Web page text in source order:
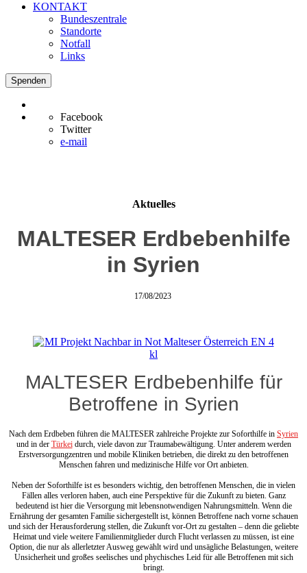
KONTAKT
Bundeszentrale
Standorte
Notfall
Links
Spenden
Facebook
Twitter
e-mail
Aktuelles
MALTESER Erdbebenhilfe
in Syrien
17/08/2023
MALTESER Erdbebenhilfe für
Betroffene in Syrien
Nach dem Erdbeben führen die MALTESER zahlreiche Projekte zur Soforthilfe in Syrien
und in der Türkei durch, viele davon zur Traumabewältigung. Unter anderem werden
Erstversorgungzentren und mobile Kliniken betrieben, die direkt zu den betroffenen
Menschen fahren und medizinische Hilfe vor Ort anbieten.
Neben der Soforthilfe ist es besonders wichtig, den betroffenen Menschen, die in vielen
Fällen alles verloren haben, auch eine Perspektive für die Zukunft zu bieten. Ganz
bedeutend ist hier die Versorgung mit lebensnotwendigen Nahrungsmitteln. Wenn die
Ernährung der gesamten Familie sichergestellt ist, können Betroffene nach vorne schauen
und sich der Herausforderung stellen, die Zukunft vor-Ort zu gestalten – denn die geliebte
Heimat und viele weitere Familienmitglieder durch Flucht verlassen zu müssen, ist eine
Option, die nur als allerletzter Ausweg gewählt wird und unsägliche Belastungen, weitere
Unsicherheit und großes seelisches und phychisches Leid für alle Betroffenen mit sich
bringt.